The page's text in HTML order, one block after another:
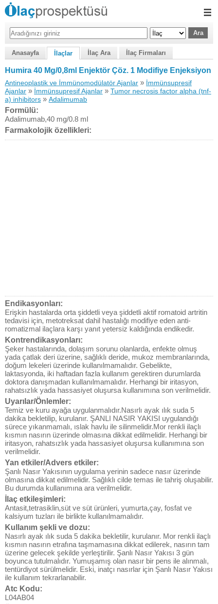
Anasayfa İlaçlar İlaç Ara İlaç Firmaları
Humira 40 Mg/0,8ml Enjektör Çöz. 1 Modifiye Enjeksiyon
Antineoplastik ve İmmünomodülatör Ajanlar » İmmünsupresif
Ajanlar » İmmünsupresif Ajanlar » Tumor necrosis factor alpha (tnf-
a) inhibitors » Adalimumab
Formülü:
Adalimumab,40 mg/0.8 ml
Farmakolojik özellikleri:
Endikasyonları:
Erişkin hastalarda orta şiddetli veya şiddetli aktif romatoid artritin
tedavisi için, metotreksat dahil hastalığı modifiye eden anti-
romatizmal ilaçlara karşı yanıt yetersiz kaldığında endikedir.
Kontrendikasyonları:
Şeker hastalarında, dolaşım sorunu olanlarda, enfekte olmuş
yada çatlak deri üzerine, sağlıklı deride, mukoz membranlarında,
doğum lekeleri üzerinde kullanılmamalıdır. Gebelikte,
laktasyonda, iki haftadan fazla kullanım gerektiren durumlarda
doktora danışmadan kullanılmamalıdır. Herhangi bir iritasyon,
rahatsızlık yada hassasiyet oluşursa kullanımına son verilmelidir.
Uyarılar/Önlemler:
Temiz ve kuru ayağa uygulanmalıdır.Nasırlı ayak ılık suda 5
dakika bekletilip, kurulanır. ŞANLI NASIR YAKISI uygulandığı
sürece yıkanmamalı, ıslak havlu ile silinmelidir.Mor renkli ilaçlı
kısmın nasırın üzerinde olmasına dikkat edilmelidir. Herhangi bir
iritasyon, rahatsızlık yada hassasiyet oluşursa kullanımına son
verilmelidir.
Yan etkiler/Advers etkiler:
Şanlı Nasır Yakısının uygulama yerinin sadece nasır üzerinde
olmasına dikkat edilmelidir. Sağlıklı cilde temas ile tahriş oluşabilir.
Bu durumda kullanımına ara verilmelidir.
İlaç etkileşimleri:
Antasit,tetrasiklin,süt ve süt ürünleri, yumurta,çay, fosfat ve
kalsiyum tuzları ile birlikte kullanılmamalıdır.
Kullanım şekli ve dozu:
Nasırlı ayak ılık suda 5 dakika bekletilir, kurulanır. Mor renkli ilaçlı
kısmın nasırın etrafına taşmamasına dikkat edilerek, nasırın tam
üzerine gelecek şekilde yerleştirilir. Şanlı Nasır Yakısı 3 gün
boyunca tutulmalıdır. Yumuşamış olan nasır bir pens ile alınmalı,
tentürdiyot sürülmelidir. Eski, inatçı nasırlar için Şanlı Nasır Yakısı
ile kullanım tekrarlanabilir.
Atc Kodu:
L04AB04